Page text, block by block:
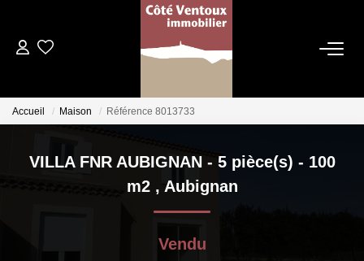
Qui Sommes Nous
Les Dentelles Montmirail
Notre Équipe
Accueil Maison Référence 8013733
VILLA FNR AUBIGNAN - 5 pièce(s) - 100
m2 , Aubignan
Vendu